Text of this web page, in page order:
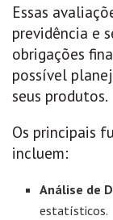
Essas
previdência e
obrigações
possível
seus produtos.
Os principais
incluem:
Análise de
estatísticos.